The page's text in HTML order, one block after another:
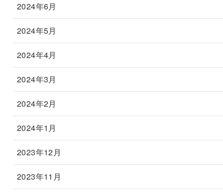
2024年6月
2024年5月
2024年4月
2024年3月
2024年2月
2024年1月
2023年12月
2023年11月